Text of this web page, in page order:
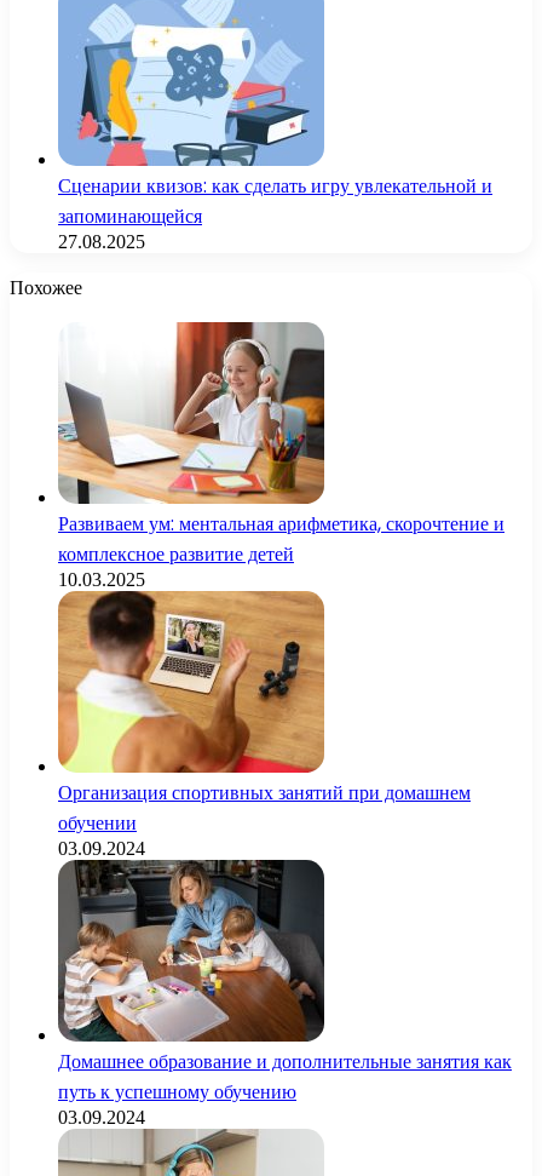
Сценарии квизов: как сделать игру увлекательной и
запоминающейся
27.08.2025
Похожее
Развиваем ум: ментальная арифметика, скорочтение и
комплексное развитие детей
10.03.2025
Организация спортивных занятий при домашнем
обучении
03.09.2024
Домашнее образование и дополнительные занятия как
путь к успешному обучению
03.09.2024